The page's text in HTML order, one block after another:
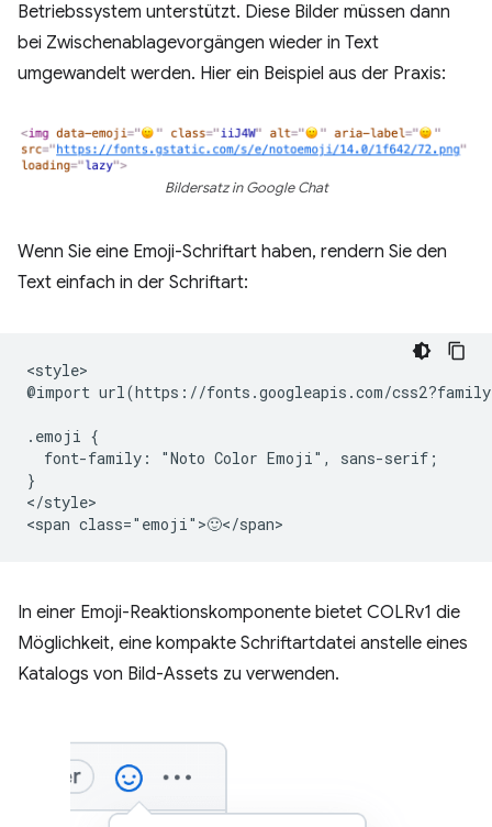
Betriebssystem unterstützt. Diese Bilder müssen dann
bei Zwischenablagevorgängen wieder in Text
umgewandelt werden. Hier ein Beispiel aus der Praxis:
Bildersatz in Google Chat
Wenn Sie eine Emoji-Schriftart haben, rendern Sie den
Text einfach in der Schriftart:
<style>
@import url(https://fonts.googleapis.com/
.emoji {
  font-family: "Noto Color Emoji", sans-serif;
}
</style>
In einer Emoji-Reaktionskomponente bietet COLRv1 die
Möglichkeit, eine kompakte Schriftartdatei anstelle eines
Katalogs von Bild-Assets zu verwenden.